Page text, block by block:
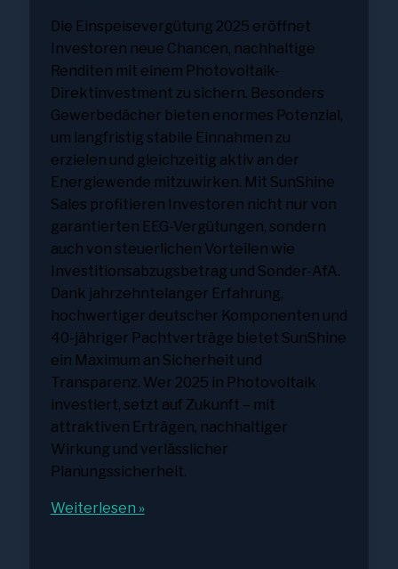
Die Einspeisevergütung 2025 eröffnet
Investoren neue Chancen, nachhaltige
Renditen mit einem Photovoltaik-
Direktinvestment zu sichern. Besonders
Gewerbedächer bieten enormes Potenzial,
um langfristig stabile Einnahmen zu
erzielen und gleichzeitig aktiv an der
Energiewende mitzuwirken. Mit SunShine
Sales profitieren Investoren nicht nur von
garantierten EEG-Vergütungen, sondern
auch von steuerlichen Vorteilen wie
Investitionsabzugsbetrag und Sonder-AfA.
Dank jahrzehntelanger Erfahrung,
hochwertiger deutscher Komponenten und
40-jähriger Pachtverträge bietet SunShine
ein Maximum an Sicherheit und
Transparenz. Wer 2025 in Photovoltaik
investiert, setzt auf Zukunft – mit
attraktiven Erträgen, nachhaltiger
Wirkung und verlässlicher
Planungssicherheit.
Einspeisevergütung
Weiterlesen »